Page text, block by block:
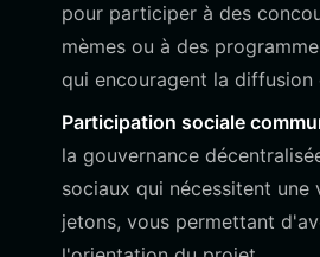
pour participer à des
mèmes ou à des
qui encouragent la diffusion
Participation sociale
la gouvernance
sociaux qui nécessitent une
jetons, vous permettant